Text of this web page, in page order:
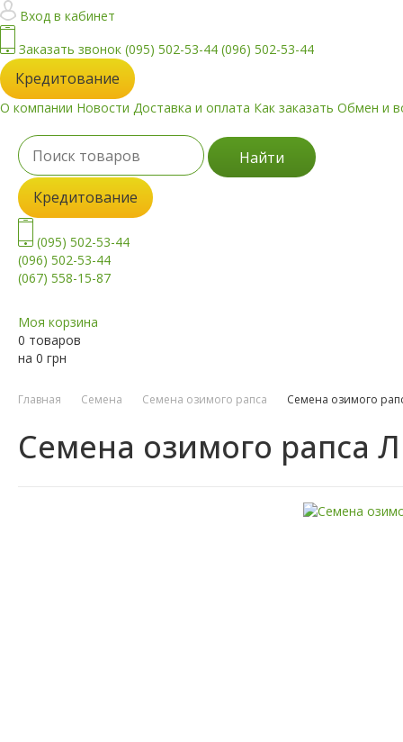
Вход в кабинет
Заказать звонок (095) 502-53-44 (096) 502-53-44
Кредитование
О компании Новости Доставка и оплата Как заказать Обмен и
Найти
Кредитование
(095) 502-53-44
(096) 502-53-44
(067) 558-15-87
Моя корзина
0 товаров
на 0 грн
Главная Семена Семена озимого рапса Семена озимого
Семена озимого рапса